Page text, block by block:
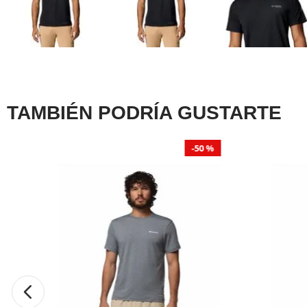
TAMBIÉN PODRÍA GUSTARTE
50 %